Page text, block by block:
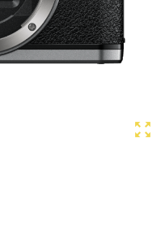
zoom_out_map